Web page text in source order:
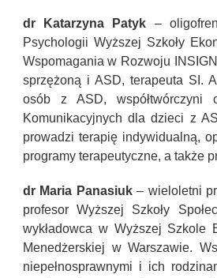
dr Katarzyna Patyk –
Psychologii Wyższej Szkoły
Wspomagania w Rozwoju
sprzężoną i ASD, terapeuta SI.
osób z ASD, współtwórczyni
Komunikacyjnych dla dzieci z
prowadzi terapię indywidualną,
programy terapeutyczne, a także
dr Maria Panasiuk– wieloletni
profesor Wyższej Szkoły
wykładowca w Wyższej
Menedżerskiej w Warszawie.
niepełnosprawnymi i ich